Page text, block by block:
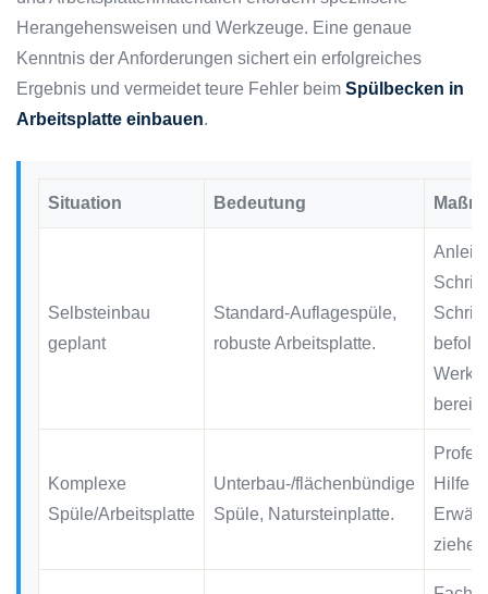
Herangehensweisen und Werkzeuge. Eine genaue
Kenntnis der Anforderungen sichert ein erfolgreiches
Ergebnis und vermeidet teure Fehler beim Spülbecken in
Arbeitsplatte einbauen.
Situation Bedeutung
Selbsteinbau
geplant
Standard-Auflagespüle,
robuste Arbeitsplatte.
Schritt
Schritt
Komplexe
Spüle/Arbeitsplatte
Unterbau-/flächenbündige
Spüle, Natursteinplatte.
Hilfe in